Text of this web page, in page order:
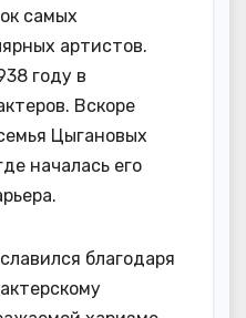
самых
артистов.
году в
Вскоре
Цыгановых
началась его
благодаря